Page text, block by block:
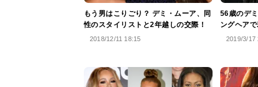
もう男はこりごり？ デミ・ムーア、同
性のスタイリストと2年越しの交際！
2018/12/11 18:15
56歳のデ
ングヘア
2019/3/17